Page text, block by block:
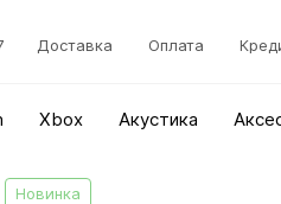
Доставка Оплата
Xbox Акустика
Новинка